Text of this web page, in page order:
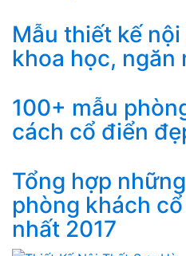
Mẫu thiết kế
khoa học, ngăn
100+ mẫu
cách cổ điển
Tổng hợp
phòng khách
nhất 2017